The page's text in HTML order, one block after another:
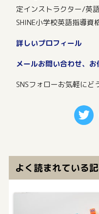
定インストラクター/英
SHINE小学校英語指導資
詳しいプロフィール
メールお問い合わせ、
SNSフォローお気軽にど
よく読まれている